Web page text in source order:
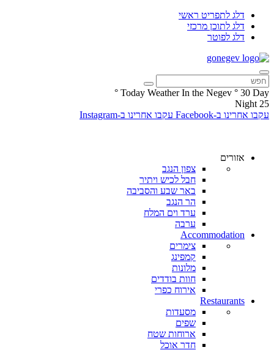
דלג לתפריט ראשי
דלג לתוכן מרכזי
דלג לפוטר
Today Weather In the Negev ° 30 Day
°
25
Night
עקבו אחרינו ב-Facebook
עקבו אחרינו ב-Instagram
אזורים
צפון הנגב
חבל לכיש ויתיר
באר שבע והסביבה
הר הנגב
ערד וים המלח
ערבה
Accommodation
צימרים
קמפינג
מלונות
חוות בודדים
אירוח כפרי
Restaurants
מסעדות
שפים
ארוחות שטח
חדר אוכל